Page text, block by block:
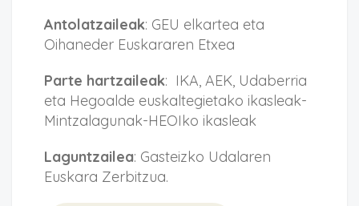
Antolatzaileak: GEU elkartea eta
Oihaneder Euskararen Etxea
Parte hartzaileak: IKA, AEK, Udaberria
eta Hegoalde euskaltegietako ikasleak-
Mintzalagunak-HEOIko ikasleak
Laguntzailea: Gasteizko Udalaren
Euskara Zerbitzua.